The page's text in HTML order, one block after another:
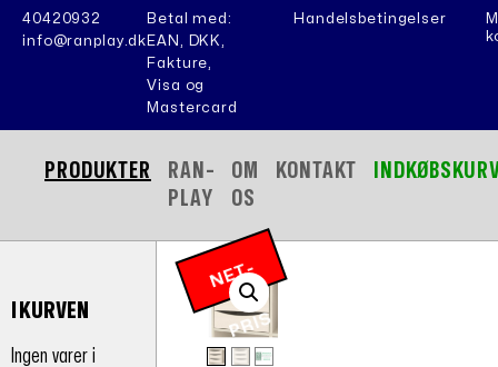
40420932
info@ranplay.dk
Betal med:
EAN, DKK,
Fakture,
Visa og
Mastercard
Handelsbetingelser
PRODUKTER
RAN-
PLAY
OM
OS
KONTAKT
I KURVEN
Ingen varer i
N
E
T
-
P
RI
S